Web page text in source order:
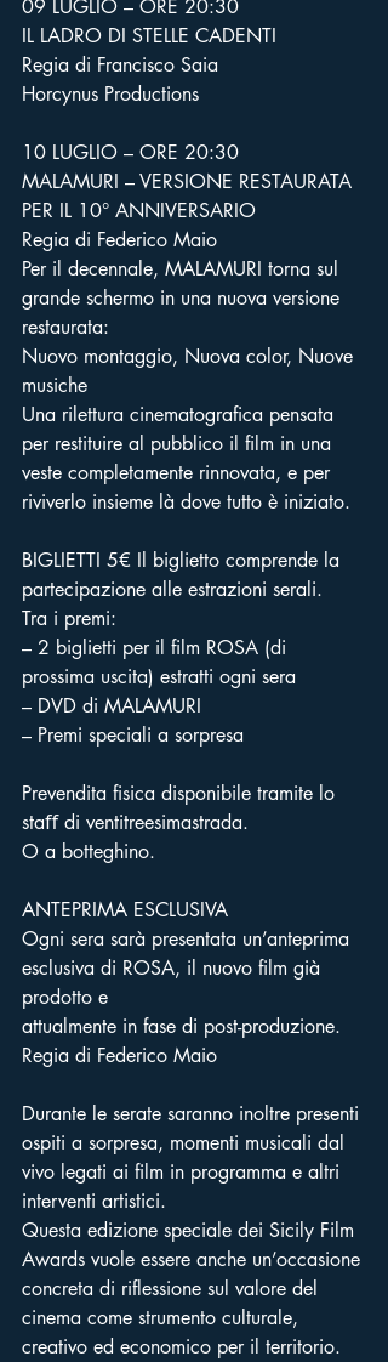
09 LUGLIO – ORE 20:30
IL LADRO DI STELLE CADENTI
Regia di Francisco Saia
Horcynus Productions
10 LUGLIO – ORE 20:30
MALAMURI – VERSIONE RESTAURATA
PER IL 10° ANNIVERSARIO
Regia di Federico Maio
Per il decennale, MALAMURI torna sul
grande schermo in una nuova versione
restaurata:
Nuovo montaggio, Nuova color, Nuove
musiche
Una rilettura cinematografica pensata
per restituire al pubblico il film in una
veste completamente rinnovata, e per
riviverlo insieme là dove tutto è iniziato.
BIGLIETTI 5€ Il biglietto comprende la
partecipazione alle estrazioni serali.
Tra i premi:
– 2 biglietti per il film ROSA (di
prossima uscita) estratti ogni sera
– DVD di MALAMURI
– Premi speciali a sorpresa
Prevendita fisica disponibile tramite lo
staﬀ di ventitreesimastrada.
O a botteghino.
ANTEPRIMA ESCLUSIVA
Ogni sera sarà presentata un’anteprima
esclusiva di ROSA, il nuovo film già
prodotto e
attualmente in fase di post-produzione.
Regia di Federico Maio
Durante le serate saranno inoltre presenti
ospiti a sorpresa, momenti musicali dal
vivo legati ai film in programma e altri
interventi artistici.
Questa edizione speciale dei Sicily Film
Awards vuole essere anche un’occasione
concreta di riflessione sul valore del
cinema come strumento culturale,
creativo ed economico per il territorio.